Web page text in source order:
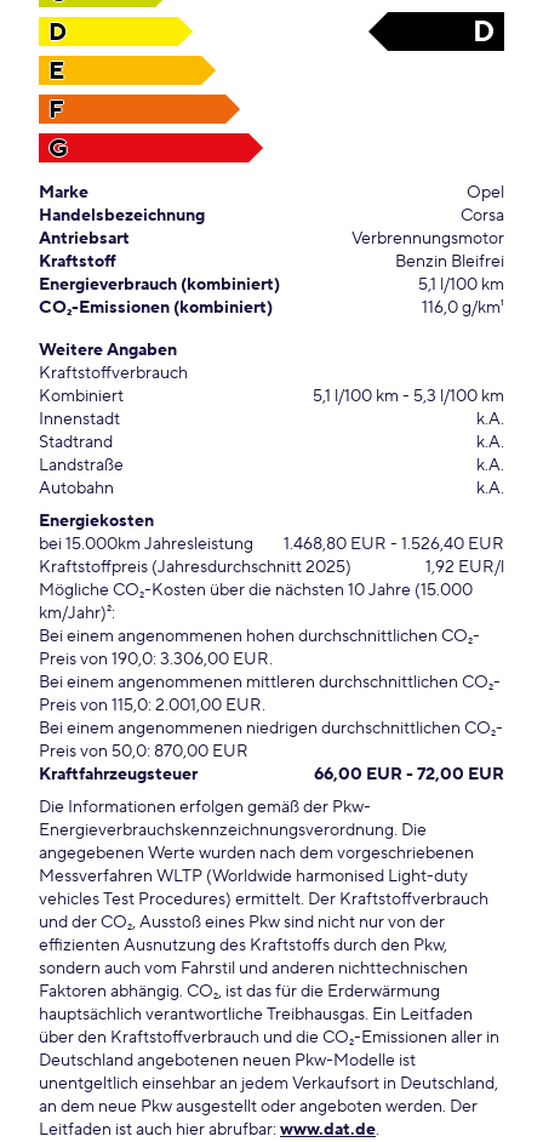
D
D
E
F
G
Marke
Opel
Handelsbezeichnung
Corsa
Antriebsart
Verbrennungsmotor
Kraftstoff
Benzin Bleifrei
Energieverbrauch (kombiniert)
5,1 l/100 km
CO₂-Emissionen (kombiniert)
116,0 g/km¹
Weitere Angaben
Kraftstoffverbrauch
Kombiniert
5,1 l/100 km - 5,3 l/100 km
Innenstadt
k.A.
Stadtrand
k.A.
Landstraße
k.A.
Autobahn
k.A.
Energiekosten
bei 15.000km Jahresleistung
1.468,80 EUR - 1.526,40 EUR
Kraftstoffpreis (Jahresdurchschnitt 2025)
1,92 EUR/l
Mögliche CO₂-Kosten über die nächsten 10 Jahre (15.000
km/Jahr)²:
Bei einem angenommenen hohen durchschnittlichen CO₂-
Preis von 190,0: 3.306,00 EUR.
Bei einem angenommenen mittleren durchschnittlichen CO₂-
Preis von 115,0: 2.001,00 EUR.
Bei einem angenommenen niedrigen durchschnittlichen CO₂-
Preis von 50,0: 870,00 EUR
Kraftfahrzeugsteuer
66,00 EUR - 72,00 EUR
Die Informationen erfolgen gemäß der Pkw-
Energieverbrauchskennzeichnungsverordnung. Die
angegebenen Werte wurden nach dem vorgeschriebenen
Messverfahren WLTP (Worldwide harmonised Light-duty
vehicles Test Procedures) ermittelt. Der Kraftstoffverbrauch
und der CO₂, Ausstoß eines Pkw sind nicht nur von der
effizienten Ausnutzung des Kraftstoffs durch den Pkw,
sondern auch vom Fahrstil und anderen nichttechnischen
Faktoren abhängig. CO₂, ist das für die Erderwärmung
hauptsächlich verantwortliche Treibhausgas. Ein Leitfaden
über den Kraftstoffverbrauch und die CO₂-Emissionen aller in
Deutschland angebotenen neuen Pkw-Modelle ist
unentgeltlich einsehbar an jedem Verkaufsort in Deutschland,
an dem neue Pkw ausgestellt oder angeboten werden. Der
Leitfaden ist auch hier abrufbar: www.dat.de.